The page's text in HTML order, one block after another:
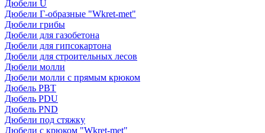
Дюбели U
Дюбели Г-образные "Wkret-met"
Дюбели грибы
Дюбели для газобетона
Дюбели для гипсокартона
Дюбели для строительных лесов
Дюбели молли
Дюбели молли с прямым крюком
Дюбель PBT
Дюбель PDU
Дюбель PND
Дюбели под стяжку
Дюбели с крюком "Wkret-met"